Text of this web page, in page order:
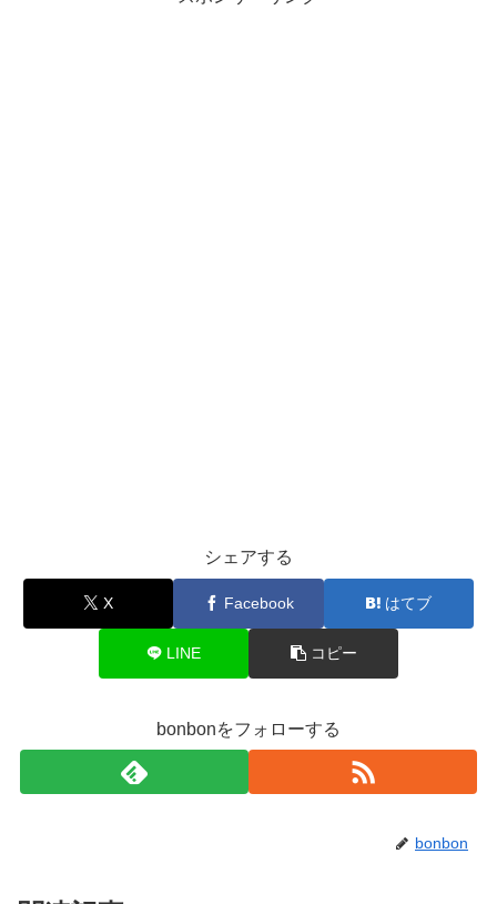
シェアする
X Facebook はてブ
LINE コピー
bonbonをフォローする
bonbon